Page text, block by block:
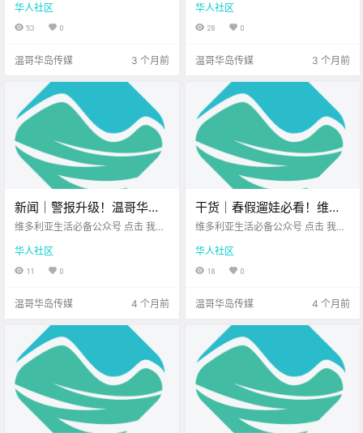
想一直在你身边北美最大亚洲超市
维多利亚自助火锅店 大维多利亚地
区的 市集季正式回归啦！ 这里有新
好物 还有现.
华人社区
53 0
温哥华岛传媒 3 个月前
发事件，航船延误6小时！
想一直在你身边维多利亚正宗越南
米粉店您值得信赖的地产经纪公元2
026年4月20日 农历3月4日 星期
周气象.
华人社区
28 0
温哥华岛传媒 3 个月前
新闻｜警报升级！温哥华岛
开启“暴雨+融雪”双重模式，
Westshore推出超过35场创
意工坊！
维多利亚生活必备公众号 点击 我在
想一直在你身边 大家周一好呀～ 新
的一周又开始啦 祝大家元气满满！
华人社区
11 0
温哥华岛传媒 4 个月前
干货｜春假遛娃必看！维多
利亚这6个地方，大人小孩都
维多利亚生活必备公众号 点击 我在
想一直在你身边 春假大幕拉开！ 维
多利亚的春天 不仅有满城的樱花雨
华人社区
18 0
温哥华岛传媒 4 个月前